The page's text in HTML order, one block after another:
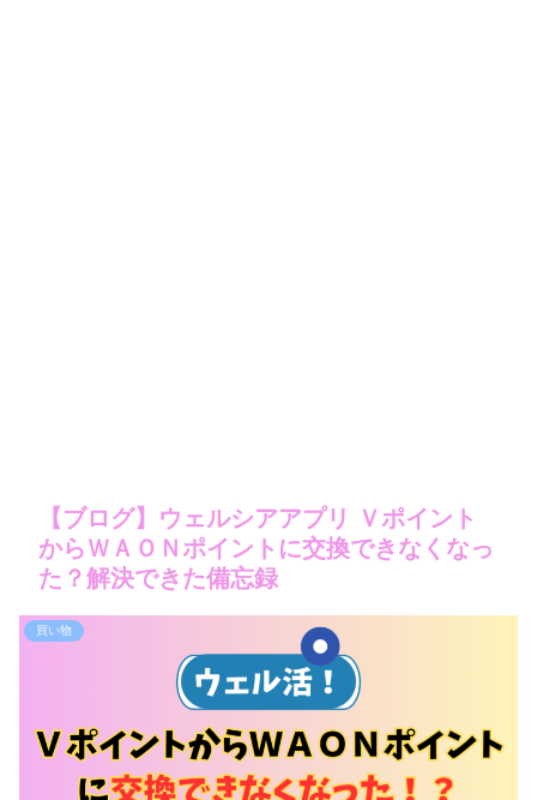
【ブログ】ウェルシアアプリ Ｖポイント
からＷＡＯＮポイントに交換できなくなっ
た？解決できた備忘録
買い物